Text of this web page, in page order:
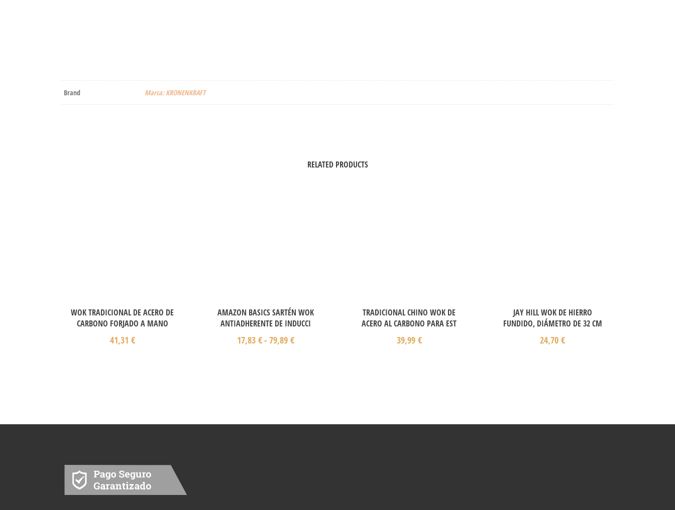
Brand Marca: KRONENKRAFT
RELATED PRODUCTS
WOK TRADICIONAL DE ACERO DE
CARBONO FORJADO A MANO
41,31 €
AMAZON BASICS SARTÉN WOK
ANTIADHERENTE DE INDUCCI
17,83€- 79,89€
TRADICIONAL CHINO WOK DE
ACERO AL CARBONO PARA EST
39,99 €
JAY HILL WOK DE HIERRO
FUNDIDO, DIÁMETRO DE 32 CM
24,70€